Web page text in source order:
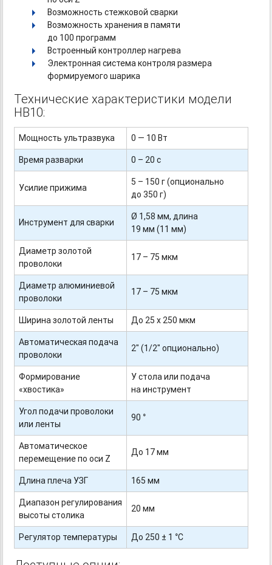
Возможность стежковой сварки
Возможность хранения в памяти
до 100 программ
Встроенный контроллер нагрева
Электронная система контроля размера
формируемого шарика
Технические характеристики модели
HB10:
Мощность ультразвука
0 — 10 Вт
Время разварки
0 – 20 с
Усилие прижима
5 – 150 г (опционально
до 350 г)
Инструмент для сварки
Ø 1,58 мм, длина
19 мм (11 мм)
Диаметр золотой
проволоки
17 – 75 мкм
Диаметр алюминиевой
проволоки
17 – 75 мкм
Ширина золотой ленты
До 25 х 250 мкм
Автоматическая подача
проволоки
2" (1/2" опционально)
Формирование
«хвостика»
У стола или подача
на инструмент
Угол подачи проволоки
или ленты
90 °
Автоматическое
перемещение по оси Z
До 17 мм
Длина плеча УЗГ
165 мм
Диапазон регулирования
высоты столика
20 мм
Регулятор температуры До 250 ± 1 °С